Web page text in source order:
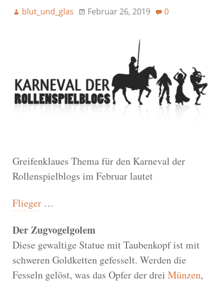
blut_und_glas Februar 26, 2019 0
Greifenklaues Thema für den Karneval der
Rollenspielblogs im Februar lautet
Flieger …
Der Zugvogelgolem
Diese gewaltige Statue mit Taubenkopf ist mit
schweren Goldketten gefesselt. Werden die
Fesseln gelöst, was das Opfer der drei Münzen,